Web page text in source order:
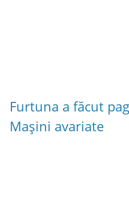
Furtuna a făcut
Mașini avariate